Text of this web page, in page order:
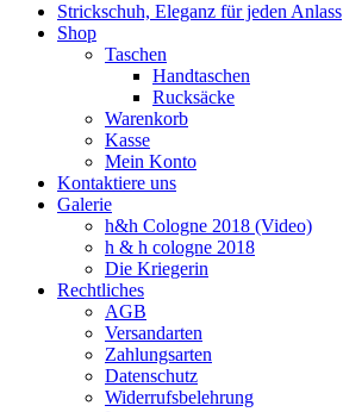
Strickschuh, Eleganz für jeden Anlass
Shop
Taschen
Handtaschen
Rucksäcke
Warenkorb
Kasse
Mein Konto
Kontaktiere uns
Galerie
h&h Cologne 2018 (Video)
h & h cologne 2018
Die Kriegerin
Rechtliches
AGB
Versandarten
Zahlungsarten
Datenschutz
Widerrufsbelehrung